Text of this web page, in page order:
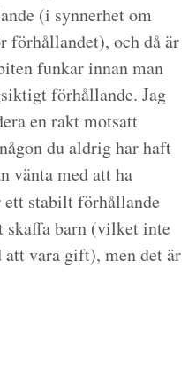
(i synnerhet om
förhållandet), och då är
funkar innan man
förhållande. Jag
en rakt motsatt
du aldrig har haft
vänta med att ha
ett stabilt förhållande
skaffa barn (vilket inte
vara gift), men det är